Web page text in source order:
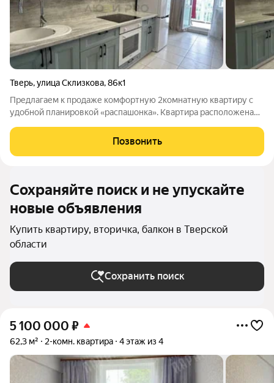
Тверь,улица Склизкова,86к1
Предлагаем к продаже комфортную 2комнатную квартиру с
удобной планировкой «распашонка». Квартира расположена
солнца в течение дня. Что внутри: свежий качественный
ремонт; новая мебель;
Позвонить
Сохраняйте поиск и не упускайте
новые объявления
Купить квартиру, вторичка, балкон в Тверской
области
Сохранить поиск
5 100 000 ₽
62,3 м² 2-комн. квартира 4 этаж из 4